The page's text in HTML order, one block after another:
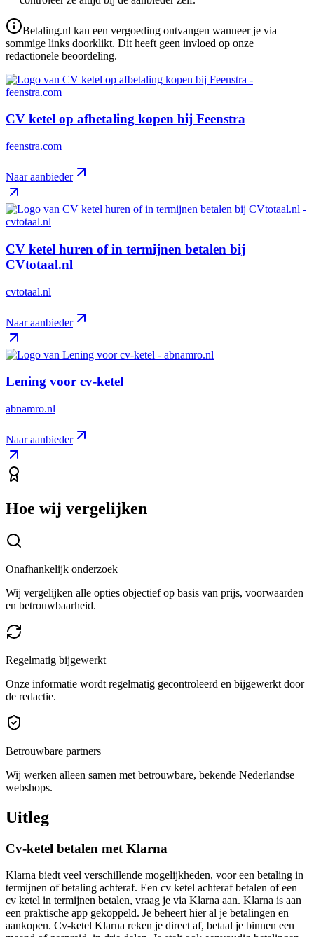
Betaling.nl kan een vergoeding ontvangen wanneer je via
sommige links doorklikt. Dit heeft geen invloed op onze
redactionele beoordeling.
CV ketel op afbetaling kopen bij Feenstra
feenstra.com
Naar aanbieder
CV ketel huren of in termijnen betalen bij
CVtotaal.nl
cvtotaal.nl
Naar aanbieder
Lening voor cv-ketel
abnamro.nl
Naar aanbieder
Hoe wij vergelijken
Onafhankelijk onderzoek
Wij vergelijken alle opties objectief op basis van prijs, voorwaarden
en betrouwbaarheid.
Regelmatig bijgewerkt
Onze informatie wordt regelmatig gecontroleerd en bijgewerkt door
de redactie.
Betrouwbare partners
Wij werken alleen samen met betrouwbare, bekende Nederlandse
webshops.
Uitleg
Cv-ketel betalen met Klarna
Klarna biedt veel verschillende mogelijkheden, voor een betaling in
termijnen of betaling achteraf. Een cv ketel achteraf betalen of een
cv ketel in termijnen betalen, vraag je via Klarna aan. Klarna is aan
een praktische app gekoppeld. Je beheert hier al je betalingen en
aankopen. Cv-ketel Klarna reken je direct af, betaal je binnen een